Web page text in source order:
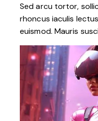
Sed arcu tortor,
rhoncus iaculis
euismod. Mauris